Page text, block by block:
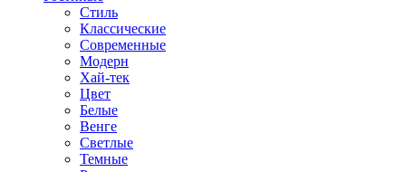
Стиль
Классические
Современные
Модерн
Хай-тек
Цвет
Белые
Венге
Светлые
Темные